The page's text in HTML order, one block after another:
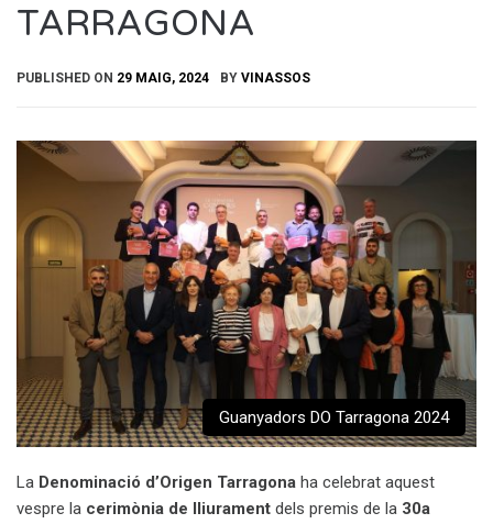
TARRAGONA
PUBLISHED ON 29 MAIG, 2024 BY VINASSOS
Guanyadors DO Tarragona 2024
La Denominació d’Origen Tarragona ha celebrat aquest
vespre la cerimònia de lliurament dels premis de la 30a